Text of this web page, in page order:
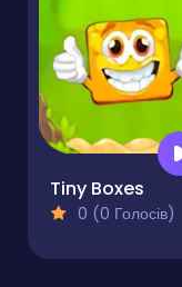
Tiny Boxes
0 (0 Голосів)